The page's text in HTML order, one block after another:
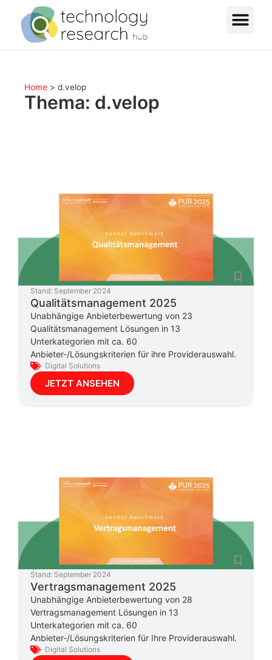
Home > d.velop
Thema: d.velop
Stand: September 2024
Qualitätsmanagement 2025
Unabhängige Anbieterbewertung von 23
Qualitätsmanagement Lösungen in 13
Unterkategorien mit ca. 60
Anbieter-/Lösungskriterien für ihre Providerauswahl.
Digital Solutions
JETZT ANSEHEN
Stand: September 2024
Vertragsmanagement 2025
Unabhängige Anbieterbewertung von 28
Vertragsmanagement Lösungen in 13
Unterkategorien mit ca. 60
Anbieter-/Lösungskriterien für Ihre Providerauswahl.
Digital Solutions